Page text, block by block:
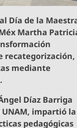
Día de la
Martha
recategorización,
mediante
Díaz Barriga
impartió la
pedagógicas